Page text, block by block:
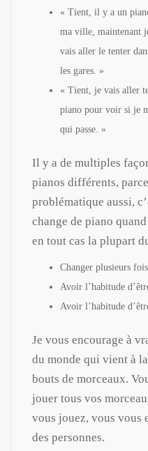
« Tient, il y a un
ma ville, maintenant
vais aller le tenter
les gares. »
« Tient, je vais aller
piano pour voir si je
qui passe. »
Il y a de multiples
pianos différents,
problématique aussi,
change de piano
en tout cas la plupart
Changer plusieurs
Avoir l’habitude
Avoir l’habitude
Je vous encourage à
du monde qui vient à
bouts de morceaux.
jouer tous vos
vous jouez, vous vous
des personnes.